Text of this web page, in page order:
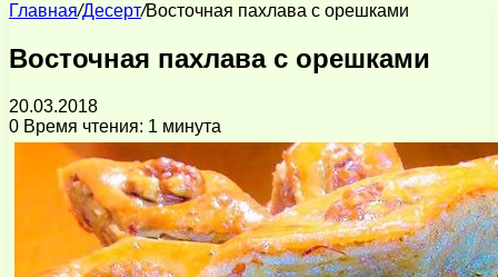
Главная/Десерт/Восточная пахлава с орешками
Восточная пахлава с орешками
20.03.2018
0 Время чтения: 1 минута